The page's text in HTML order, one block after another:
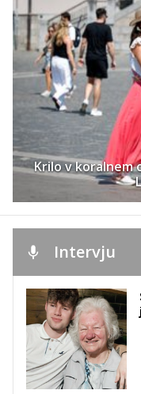
Krilo v koralnem
Intervju